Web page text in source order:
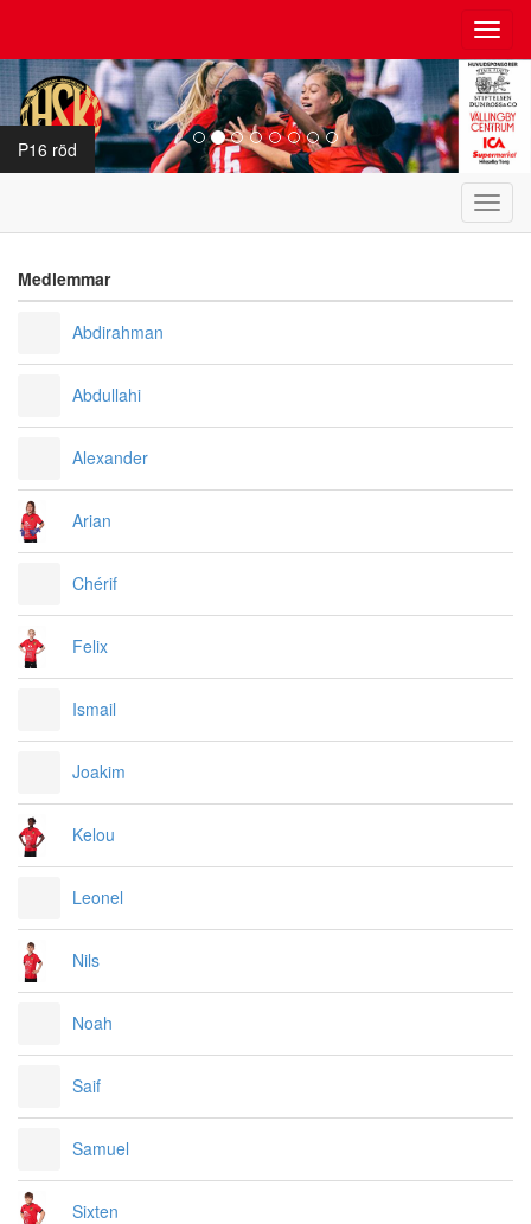
P16 röd
Medlemmar
Abdirahman
Abdullahi
Alexander
Arian
Chérif
Felix
Ismail
Joakim
Kelou
Leonel
Nils
Noah
Saif
Samuel
Sixten